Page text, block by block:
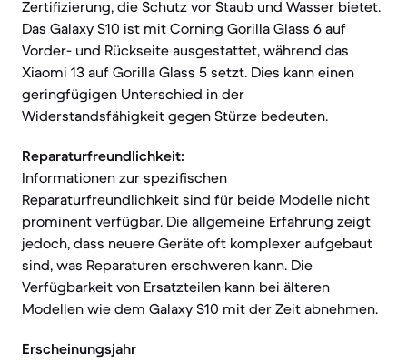
Zertifizierung, die Schutz vor Staub und Wasser bietet.
Das Galaxy S10 ist mit Corning Gorilla Glass 6 auf
Vorder- und Rückseite ausgestattet, während das
Xiaomi 13 auf Gorilla Glass 5 setzt. Dies kann einen
geringfügigen Unterschied in der
Widerstandsfähigkeit gegen Stürze bedeuten.
Reparaturfreundlichkeit:
Informationen zur spezifischen
Reparaturfreundlichkeit sind für beide Modelle nicht
prominent verfügbar. Die allgemeine Erfahrung zeigt
jedoch, dass neuere Geräte oft komplexer aufgebaut
sind, was Reparaturen erschweren kann. Die
Verfügbarkeit von Ersatzteilen kann bei älteren
Modellen wie dem Galaxy S10 mit der Zeit abnehmen.
Erscheinungsjahr